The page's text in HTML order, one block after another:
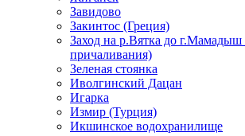
Завидово
Закинтос (Греция)
Заход на р.Вятка до г.Мамадыш
причаливания)
Зеленая стоянка
Иволгинский Дацан
Игарка
Измир (Турция)
Икшинское водохранилище